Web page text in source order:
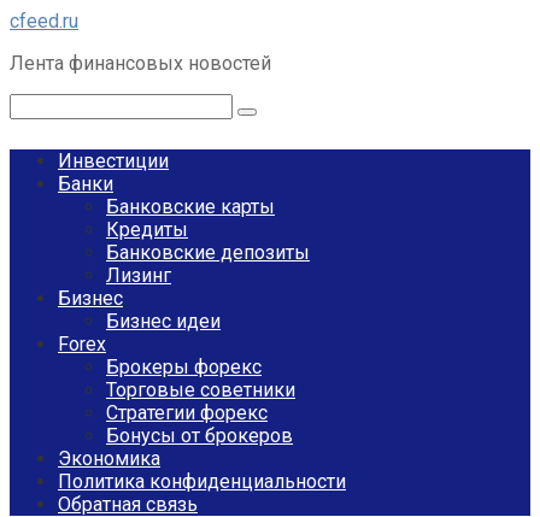
Перейти
контенту
cfeed.ru
Лента финансовых новостей
Инвестиции
Банки
Банковские карты
Кредиты
Банковские депозиты
Лизинг
Бизнес
Бизнес идеи
Forex
Брокеры форекс
Торговые советники
Стратегии форекс
Бонусы от брокеров
Экономика
Политика конфиденциальности
Обратная связь